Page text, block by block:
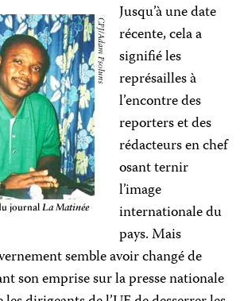
Jusqu’à une date
récente, cela a
signifié les
représailles à
l’encontre des
reporters et des
rédacteurs en chef
osant ternir
l’image
internationale du
pays. Mais
semble avoir changé de
son emprise sur la presse nationale